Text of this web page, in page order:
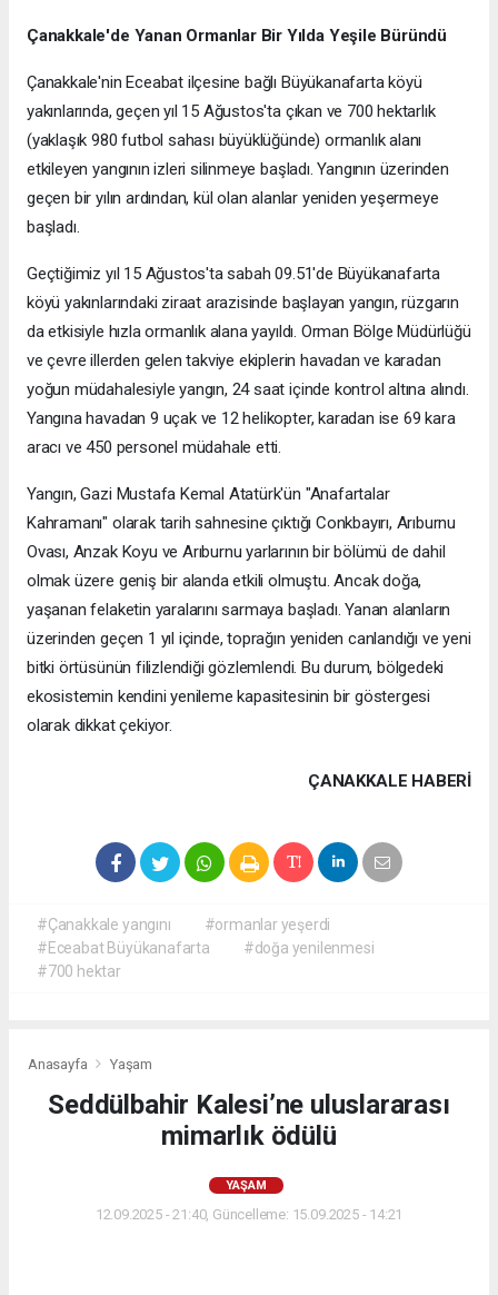
Çanakkale'de Yanan Ormanlar Bir Yılda Yeşile Büründü
Çanakkale'nin Eceabat ilçesine bağlı Büyükanafarta köyü
yakınlarında, geçen yıl 15 Ağustos'ta çıkan ve 700 hektarlık
(yaklaşık 980 futbol sahası büyüklüğünde) ormanlık alanı
etkileyen yangının izleri silinmeye başladı. Yangının üzerinden
geçen bir yılın ardından, kül olan alanlar yeniden yeşermeye
başladı.
Geçtiğimiz yıl 15 Ağustos'ta sabah 09.51'de Büyükanafarta
köyü yakınlarındaki ziraat arazisinde başlayan yangın, rüzgarın
da etkisiyle hızla ormanlık alana yayıldı. Orman Bölge Müdürlüğü
ve çevre illerden gelen takviye ekiplerin havadan ve karadan
yoğun müdahalesiyle yangın, 24 saat içinde kontrol altına alındı.
Yangına havadan 9 uçak ve 12 helikopter, karadan ise 69 kara
aracı ve 450 personel müdahale etti.
Yangın, Gazi Mustafa Kemal Atatürk'ün "Anafartalar
Kahramanı" olarak tarih sahnesine çıktığı Conkbayırı, Arıburnu
Ovası, Anzak Koyu ve Arıburnu yarlarının bir bölümü de dahil
olmak üzere geniş bir alanda etkili olmuştu. Ancak doğa,
yaşanan felaketin yaralarını sarmaya başladı. Yanan alanların
üzerinden geçen 1 yıl içinde, toprağın yeniden canlandığı ve yeni
bitki örtüsünün filizlendiği gözlemlendi. Bu durum, bölgedeki
ekosistemin kendini yenileme kapasitesinin bir göstergesi
olarak dikkat çekiyor.
ÇANAKKALE HABERİ
#Çanakkale yangını
#ormanlar yeşerdi
#Eceabat Büyükanafarta
#doğa yenilenmesi
#700 hektar
Anasayfa Yaşam
Seddülbahir Kalesi’ne uluslararası
mimarlık ödülü
YAŞAM
12.09.2025 - 21:40, Güncelleme: 15.09.2025 - 14:21